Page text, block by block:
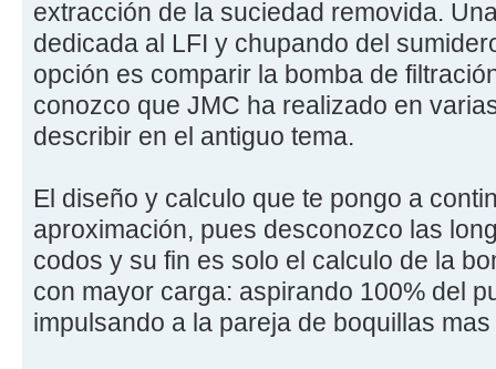
extracción de la suciedad removida.
dedicada al LFI y chupando del
opción es comparir la bomba de
conozco que JMC ha realizado en
describir en el antiguo tema.
El diseño y calculo que te pongo a
aproximación, pues desconozco las
codos y su fin es solo el calculo de la
con mayor carga: aspirando 100% del
impulsando a la pareja de boquillas